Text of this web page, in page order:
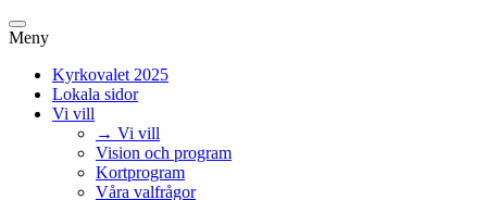
Meny
Kyrkovalet 2025
Lokala sidor
Vi vill
→ Vi vill
Vision och program
Kortprogram
Våra valfrågor